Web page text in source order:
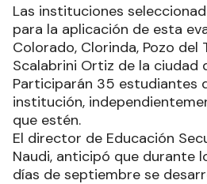
Las instituciones
para la aplicación de esta
Colorado, Clorinda, Pozo del
Scalabrini Ortiz de la ciudad
Participarán 35 estudiantes
institución,
que estén.
El director de Educación
Naudi, anticipó que durante
días de septiembre se